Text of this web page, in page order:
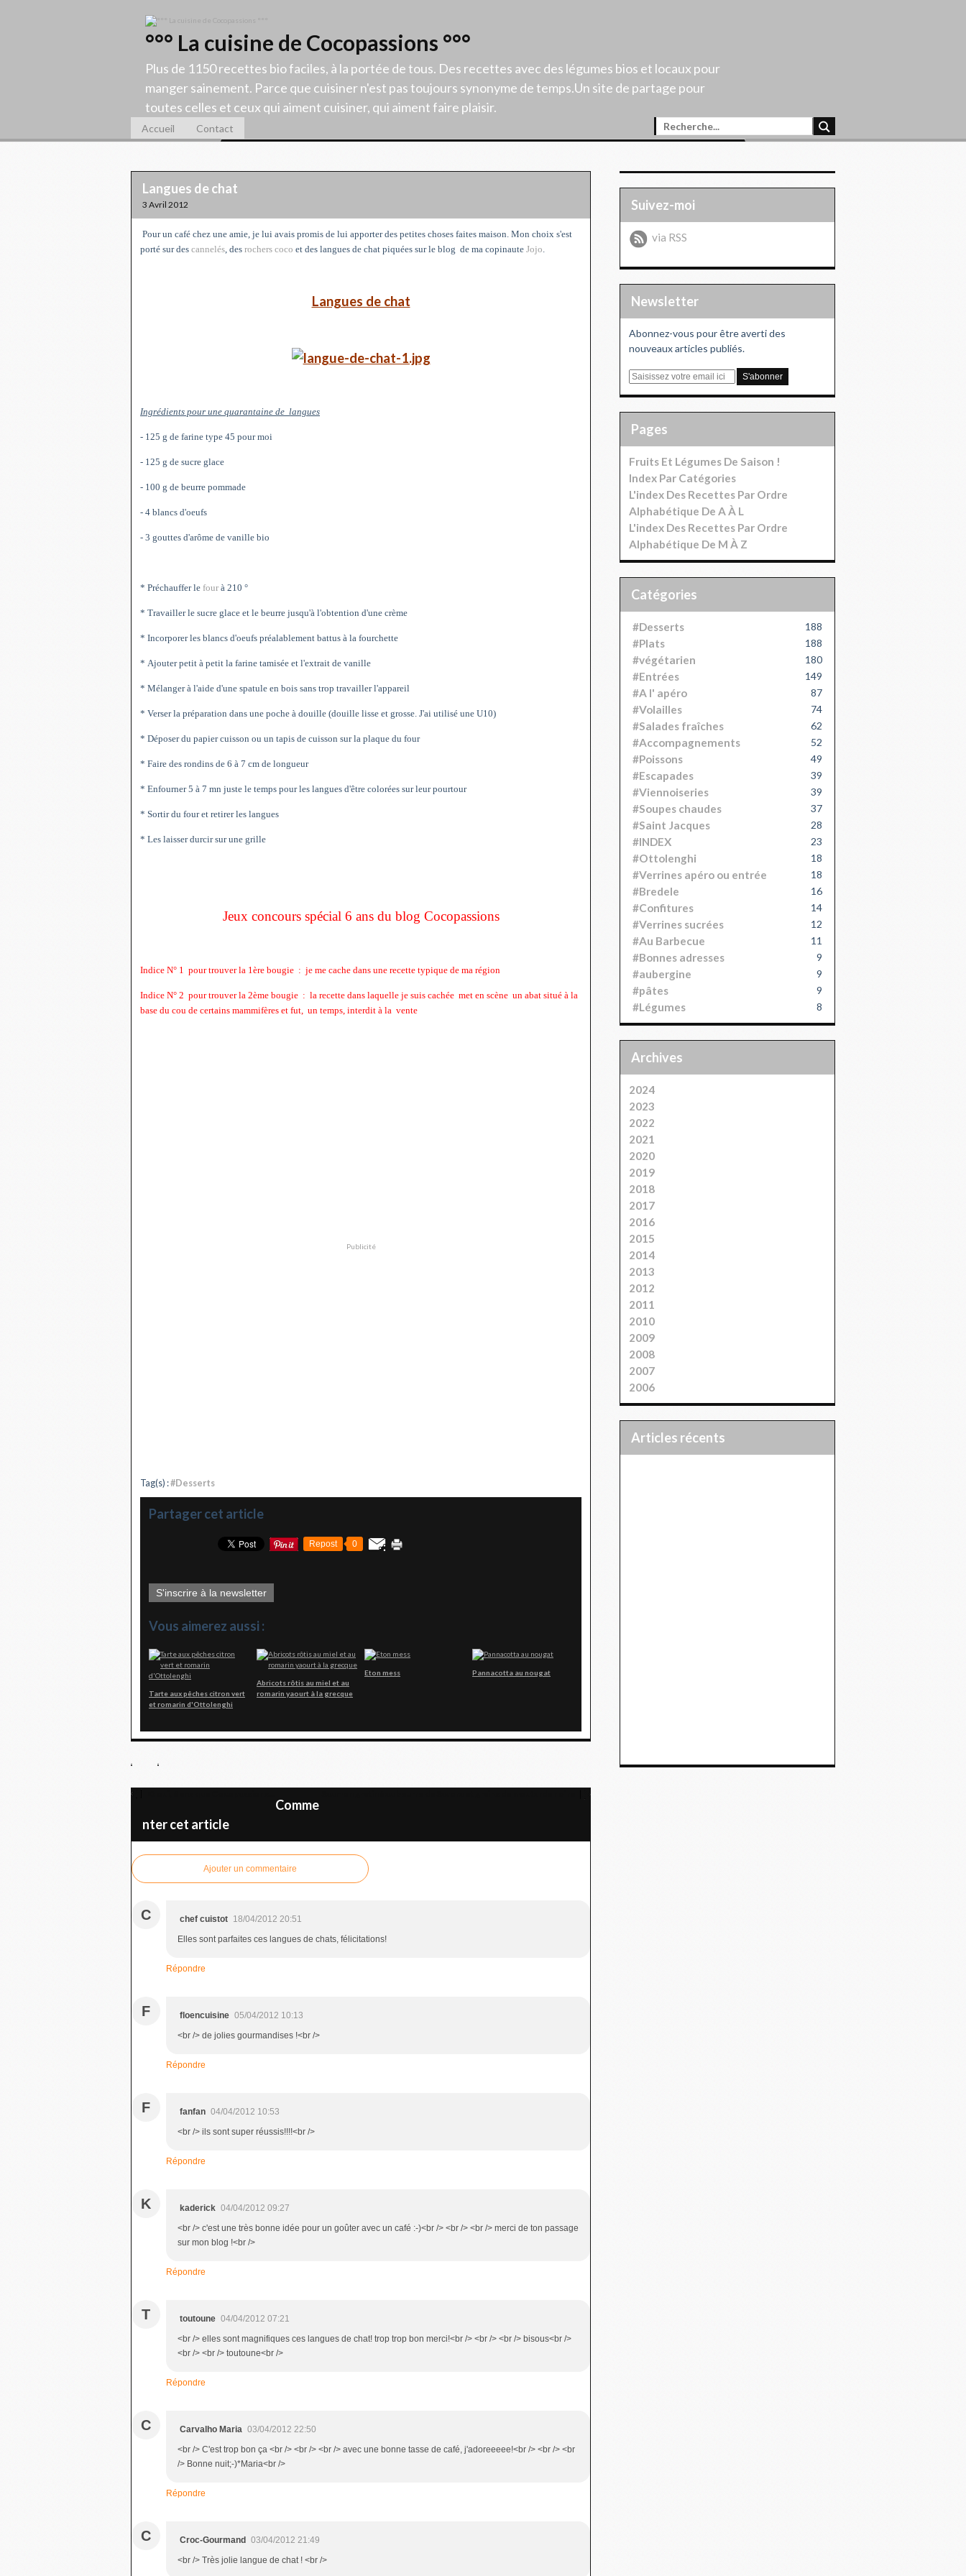
°°° La cuisine de Cocopassions °°°
Plus de 1150 recettes bio faciles, à la portée de tous. Des recettes avec des légumes bios et locaux pour
manger sainement. Parce que cuisiner n'est pas toujours synonyme de temps.Un site de partage pour
toutes celles et ceux qui aiment cuisiner, qui aiment faire plaisir.
Accueil Contact
Langues de chat
3 Avril 2012
Pour un café chez une amie, je lui avais promis de lui apporter des petites choses faites maison. Mon choix s'est
porté sur des cannelés , des rochers coco et des langues de chat piquées sur le blog de ma copinaute Jojo
Langues de chat
Ingrédients pour une quarantaine de langues
- 125 g de farine type 45 pour moi
- 125 g de sucre glace
- 100 g de beurre pommade
- 4 blancs d'oeufs
- 3 gouttes d'arôme de vanille bio
* Préchauffer le four à 210 °
* Travailler le sucre glace et le beurre jusqu'à l'obtention d'une crème
* Incorporer les blancs d'oeufs préalablement battus à la fourchette
* Ajouter petit à petit la farine tamisée et l'extrait de vanille
* Mélanger à l'aide d'une spatule en bois sans trop travailler l'appareil
* Verser la préparation dans une poche à douille (douille lisse et grosse. J'ai utilisé une U10)
* Déposer du papier cuisson ou un tapis de cuisson sur la plaque du four
* Faire des rondins de 6 à 7 cm de longueur
* Enfourner 5 à 7 mn juste le temps pour les langues d'être colorées sur leur pourtour
* Sortir du four et retirer les langues
* Les laisser durcir sur une grille
Jeux concours spécial 6 ans du blog Cocopassions
Indice N° 1 pour trouver la 1ère bougie : je me cache dans une recette typique de ma région
Indice N° 2 pour trouver la 2ème bougie : la recette dans laquelle je suis cachée met en scène un abat situé à la
base du cou de certains mammifères et fut, un temps, interdit à la vente
Publicité
Tag(s) :#Desserts
Partager cet article
Repost 0
S'inscrire à la newsletter
Vous aimerez aussi :
Tarte aux pêches citron vert
et romarin d'Ottolenghi
Abricots rôtis au miel et au
romarin yaourt à la grecque
Eton mess Pannacotta au nougat
Comme
nter cet article
Ajouter un commentaire
C chef cuistot 18/04/2012 20:51
Elles sont parfaites ces langues de chats, félicitations!
Répondre
F floencuisine 05/04/2012 10:13
<br /> de jolies gourmandises !<br />
Répondre
F fanfan 04/04/2012 10:53
<br /> ils sont super réussis!!!!<br />
Répondre
K kaderick 04/04/2012 09:27
<br /> c'est une très bonne idée pour un goûter avec un café :-)<br /> <br /> <br /> merci de ton passage
sur mon blog !<br />
Répondre
T toutoune 04/04/2012 07:21
<br /> elles sont magnifiques ces langues de chat! trop trop bon merci!<br /> <br /> <br /> bisous<br />
<br /> <br /> toutoune<br />
Répondre
C Carvalho Maria 03/04/2012 22:50
<br /> C'est trop bon ça <br /> <br /> <br /> avec une bonne tasse de café, j'adoreeeee!<br /> <br /> <br
/> Bonne nuit;-)*Maria<br />
Répondre
C Croc-Gourmand
03/04/2012 21:49
<br /> Très jolie langue de chat ! <br />
Suivez-moi
via RSS
Newsletter
Abonnez-vous pour être averti des
nouveaux articles publiés.
E
Pages
Fruits Et Légumes De Saison !
Index Par Catégories
L'index Des Recettes Par Ordre
Alphabétique De A À L
L'index Des Recettes Par Ordre
Alphabétique De M À Z
Catégories
#Desserts 188
#Plats 188
#végétarien 180
#Entrées 149
#A l' apéro 87
#Volailles 74
#Salades fraîches 62
#Accompagnements 52
#Poissons 49
#Escapades 39
#Viennoiseries 39
#Soupes chaudes 37
#Saint Jacques 28
#INDEX 23
#Ottolenghi 18
#Verrines apéro ou entrée 18
#Bredele 16
#Confitures 14
#Verrines sucrées 12
#Au Barbecue 11
#Bonnes adresses 9
#aubergine 9
#pâtes 9
#Légumes 8
Archives
2024
2023
2022
2021
2020
2019
2018
2017
2016
2015
2014
2013
2012
2011
2010
2009
2008
2007
2006
articles récents